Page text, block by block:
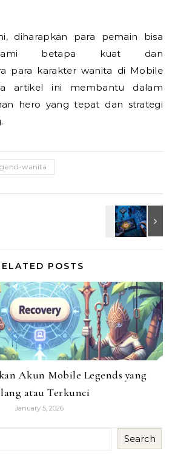
diharapkan para pemain bisa
betapa kuat dan
para karakter wanita di Mobile
artikel ini membantu dalam
hero yang tepat dan strategi
wanita
POSTS
Akun Mobile Legends yang
atau Terkunci
January 5, 2026
Search